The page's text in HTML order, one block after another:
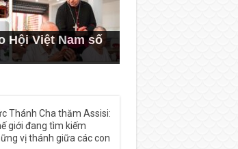
Hội Việt Nam số
Thánh Cha thăm Assisi:
giới đang tìm kiếm
vị thánh giữa các con